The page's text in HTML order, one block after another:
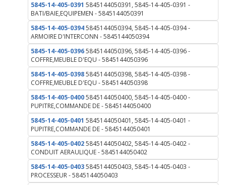
5845-14-405-0391 5845144050391, 5845-14-405-0391 -
BATI/BAIE,EQUIPEMEN - 5845144050391
5845-14-405-03945845144050394, 5845-14-405-0394 -
ARMOIRE D'INTERCONN - 5845144050394
5845-14-405-03965845144050396, 5845-14-405-0396 -
COFFRE,MEUBLE D'EQU - 5845144050396
5845-14-405-03985845144050398, 5845-14-405-0398 -
COFFRE,MEUBLE D'EQU - 5845144050398
5845-14-405-04005845144050400, 5845-14-405-0400 -
PUPITRE,COMMANDE DE - 5845144050400
5845-14-405-0401 5845144050401, 5845-14-405-0401 -
PUPITRE,COMMANDE DE - 5845144050401
5845-14-405-04025845144050402, 5845-14-405-0402 -
CONDUIT AERAULIQUE - 5845144050402
5845-14-405-04035845144050403, 5845-14-405-0403 -
PROCESSEUR - 5845144050403